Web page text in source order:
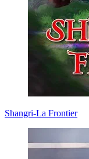
Shangri-La Frontier